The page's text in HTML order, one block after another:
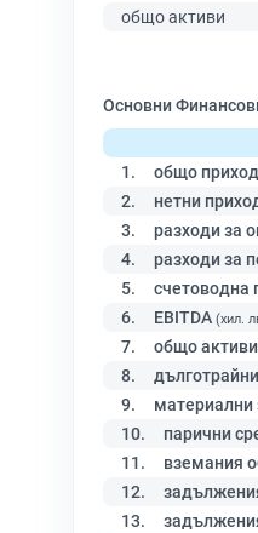
общо активи
Основни
1.
общо
2. нетни
3. разходи за
4. разходи за
5. счетоводна
6. EBITDA (хил.
7. общо активи
8.
9. материални
10. парични
11. вземания
12.
13.